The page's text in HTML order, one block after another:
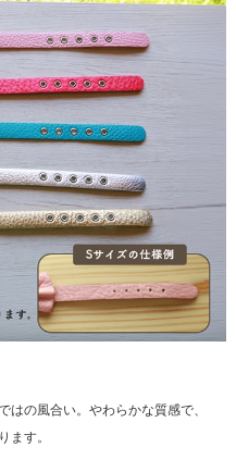
の風合い。やわらかな質感で、
ます。